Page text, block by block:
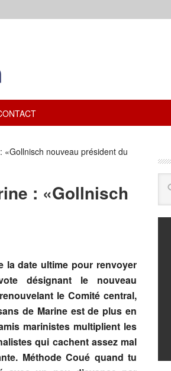
nouveau président du
: «Gollnisch
la date ultime pour renvoyer
désignant le nouveau
le Comité central,
de Marine est de plus en
marinistes multiplient les
qui cachent assez mal
Méthode Coué quand tu